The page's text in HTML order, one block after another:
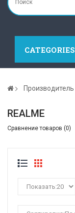
CATEGORIES
Производитель
REALME
Сравнение товаров (0)